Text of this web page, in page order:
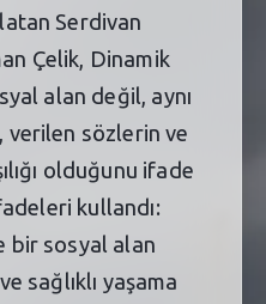
Serdivan
Çelik, Dinamik
alan değil, aynı
verilen sözlerin ve
olduğunu ifade
kullandı:
bir sosyal alan
sağlıklı yaşama